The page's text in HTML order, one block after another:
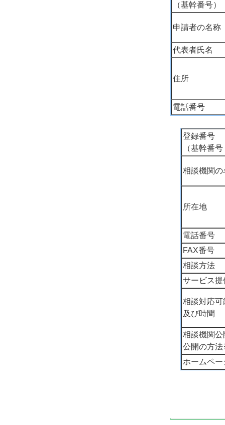
（基幹番号）
申請者の名称
代表者氏名
住所
電話番号
登録番号
（基幹番
相談機関の
所在地
電話番号
FAX番号
相談方法
サービス
相談対応可
及び時間
相談機関公
公開の方
ホームペー